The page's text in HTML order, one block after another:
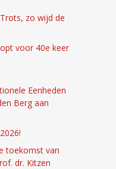
zo wijd de
voor 40e keer
Eenheden
Berg aan
toekomst van
dr. Kitzen